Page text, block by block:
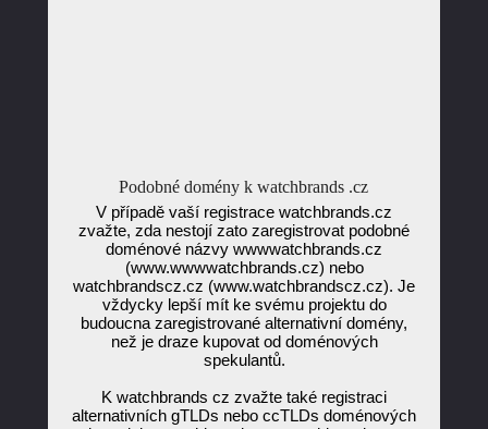
Podobné domény k watchbrands .cz
V případě vaší registrace watchbrands.cz
zvažte, zda nestojí zato zaregistrovat podobné
doménové názvy wwwwatchbrands.cz
(www.wwwwatchbrands.cz) nebo
watchbrandscz.cz (www.watchbrandscz.cz). Je
vždycky lepší mít ke svému projektu do
budoucna zaregistrované alternativní domény,
než je draze kupovat od doménových
spekulantů.
K watchbrands cz zvažte také registraci
alternativních gTLDs nebo ccTLDs doménových